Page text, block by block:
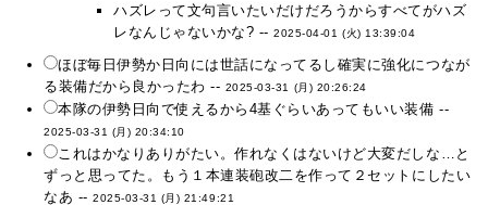
ハズレって文句言いたいだけだろうからすべてがハズ
レなんじゃないかな? --2025-04-01 (火) 13:39:04
ほぼ毎日伊勢か日向には世話になってるし確実に強化につなが
る装備だから良かったわ -- 2025-03-31 (月) 20:26:24
本隊の伊勢日向で使えるから4基ぐらいあってもいい装備 --
2025-03-31 (月) 20:34:10
これはかなりありがたい。作れなくはないけど大変だしな…と
ずっと思ってた。もう１本連装砲改二を作って２セットにしたい
なあ --2025-03-31 (月) 21:49:21